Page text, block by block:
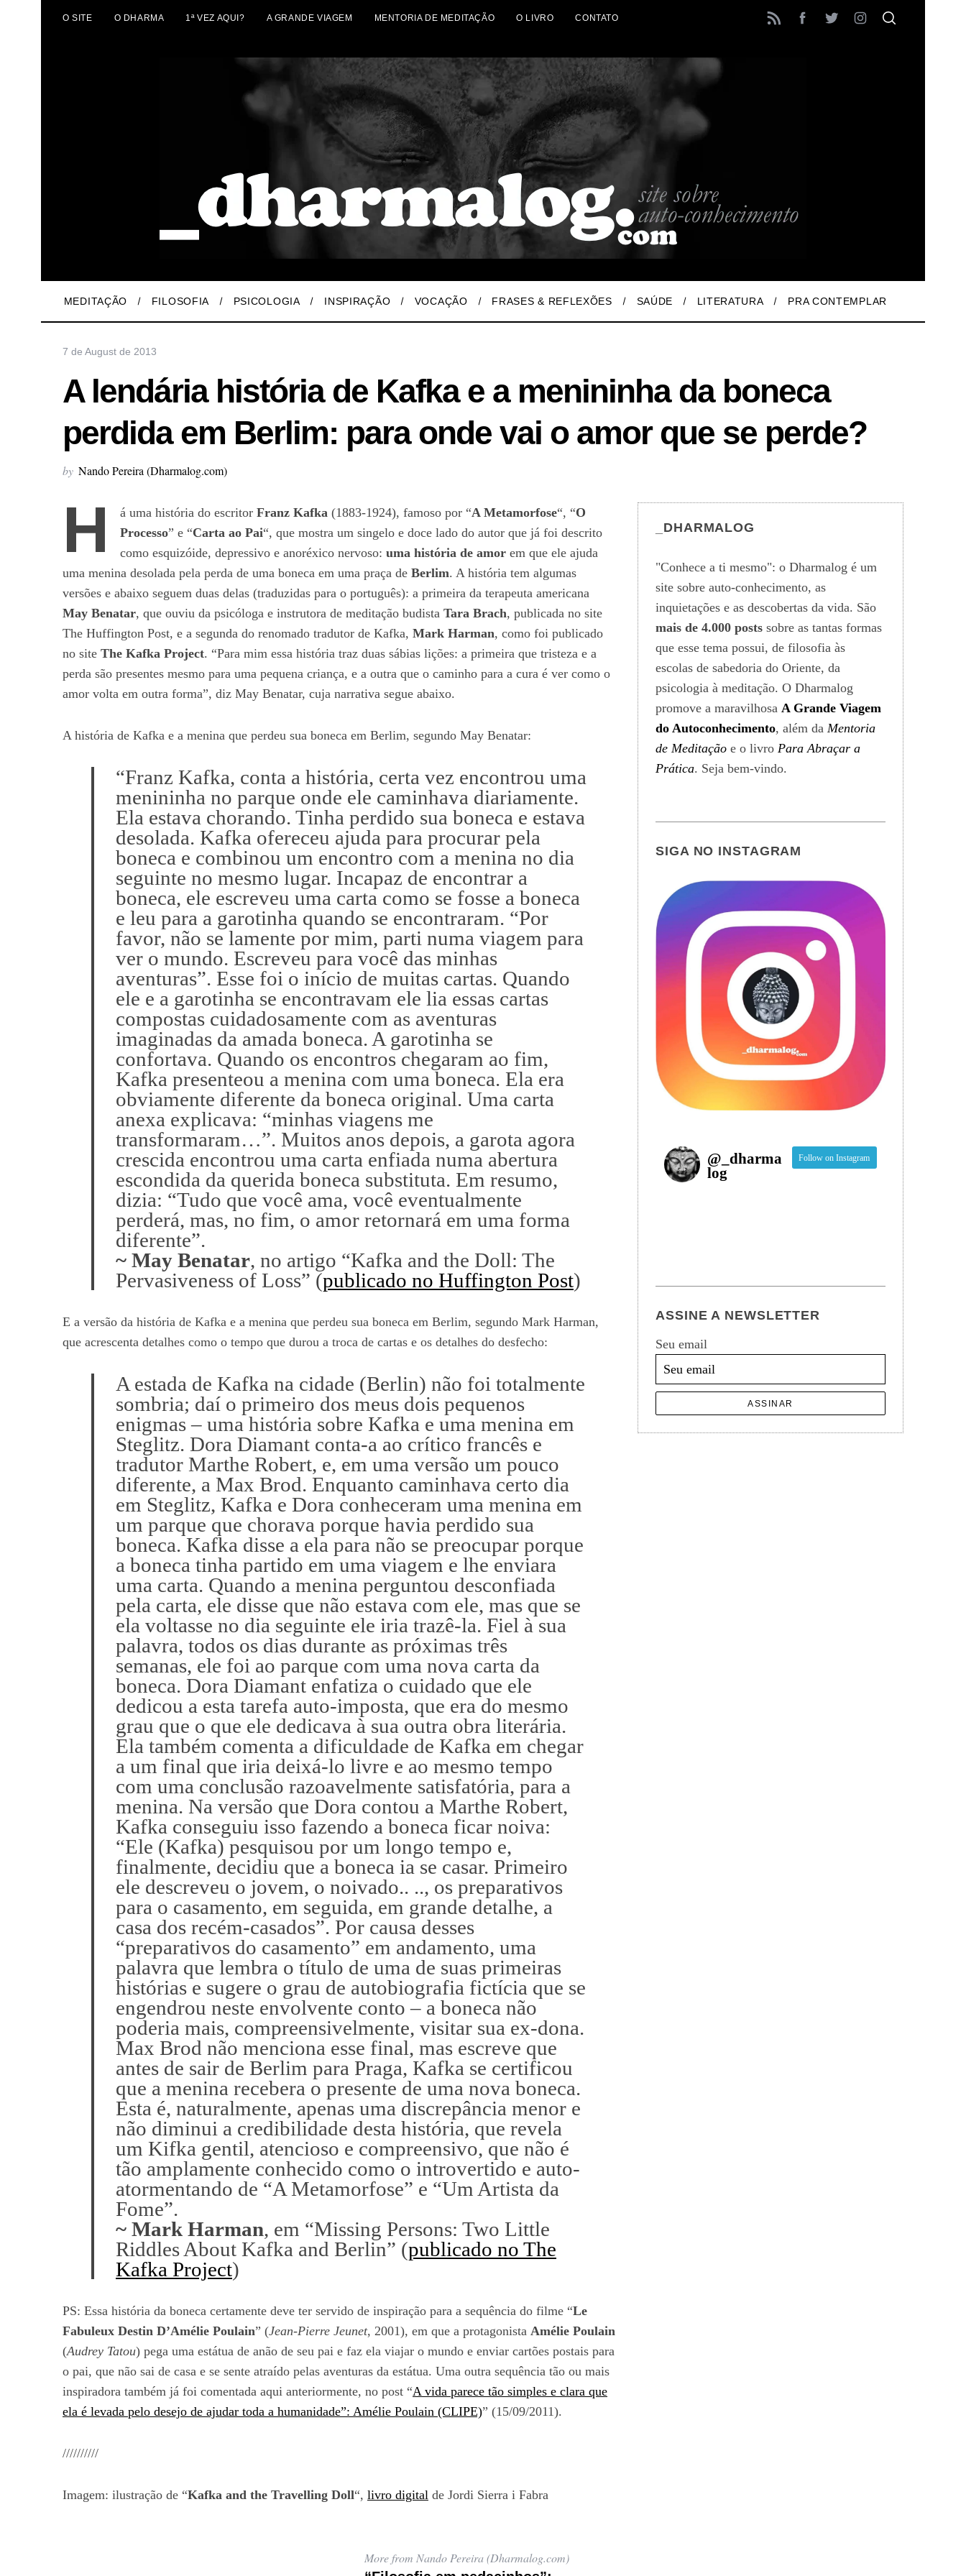
O SITE O DHARMA 1ª VEZ AQUI? A GRANDE VIAGEM MENTORIA DE MEDITAÇÃO O LIVRO CONTATO
MEDITAÇÃO FILOSOFIA PSICOLOGIA INSPIRAÇÃO VOCAÇÃO FRASES & REFLEXÕES SAÚDE LITERATURA PRA CONTEMPLAR
7 de August de 2013
A lendária história de Kafka e a menininha da boneca
perdida em Berlim: para onde vai o amor que se perde?
by Nando Pereira (Dharmalog.com)
H á uma história do escritor Franz Kafka (1883-1924), famoso por “A Metamorfose“, “O
Processo” e “Carta ao Pai“, que mostra um singelo e doce lado do autor que já foi descrito
como esquizóide, depressivo e anoréxico nervoso: uma história de amor em que ele ajuda
uma menina desolada pela perda de uma boneca em uma praça de Berlim. A história tem algumas
versões e abaixo seguem duas delas (traduzidas para o português): a primeira da terapeuta americana
May Benatar, que ouviu da psicóloga e instrutora de meditação budista Tara Brach, publicada no site
The Huffington Post, e a segunda do renomado tradutor de Kafka, Mark Harman, como foi publicado
no site The Kafka Project. “Para mim essa história traz duas sábias lições: a primeira que tristeza e a
perda são presentes mesmo para uma pequena criança, e a outra que o caminho para a cura é ver como o
amor volta em outra forma”, diz May Benatar, cuja narrativa segue abaixo.
A história de Kafka e a menina que perdeu sua boneca em Berlim, segundo May Benatar:
“Franz Kafka, conta a história, certa vez encontrou uma
menininha no parque onde ele caminhava diariamente.
Ela estava chorando. Tinha perdido sua boneca e estava
desolada. Kafka ofereceu ajuda para procurar pela
boneca e combinou um encontro com a menina no dia
seguinte no mesmo lugar. Incapaz de encontrar a
boneca, ele escreveu uma carta como se fosse a boneca
e leu para a garotinha quando se encontraram. “Por
favor, não se lamente por mim, parti numa viagem para
ver o mundo. Escreveu para você das minhas
aventuras”. Esse foi o início de muitas cartas. Quando
ele e a garotinha se encontravam ele lia essas cartas
compostas cuidadosamente com as aventuras
imaginadas da amada boneca. A garotinha se
confortava. Quando os encontros chegaram ao fim,
Kafka presenteou a menina com uma boneca. Ela era
obviamente diferente da boneca original. Uma carta
anexa explicava: “minhas viagens me
transformaram…”. Muitos anos depois, a garota agora
crescida encontrou uma carta enfiada numa abertura
escondida da querida boneca substituta. Em resumo,
dizia: “Tudo que você ama, você eventualmente
perderá, mas, no fim, o amor retornará em uma forma
diferente”.
~ May Benatar, no artigo “Kafka and the Doll: The
Pervasiveness of Loss” (publicado no Huffington Post)
E a versão da história de Kafka e a menina que perdeu sua boneca em Berlim, segundo Mark Harman,
que acrescenta detalhes como o tempo que durou a troca de cartas e os detalhes do desfecho:
A estada de Kafka na cidade (Berlin) não foi totalmente
sombria; daí o primeiro dos meus dois pequenos
enigmas – uma história sobre Kafka e uma menina em
Steglitz. Dora Diamant conta-a ao crítico francês e
tradutor Marthe Robert, e, em uma versão um pouco
diferente, a Max Brod. Enquanto caminhava certo dia
em Steglitz, Kafka e Dora conheceram uma menina em
um parque que chorava porque havia perdido sua
boneca. Kafka disse a ela para não se preocupar porque
a boneca tinha partido em uma viagem e lhe enviara
uma carta. Quando a menina perguntou desconfiada
pela carta, ele disse que não estava com ele, mas que se
ela voltasse no dia seguinte ele iria trazê-la. Fiel à sua
palavra, todos os dias durante as próximas três
semanas, ele foi ao parque com uma nova carta da
boneca. Dora Diamant enfatiza o cuidado que ele
dedicou a esta tarefa auto-imposta, que era do mesmo
grau que o que ele dedicava à sua outra obra literária.
Ela também comenta a dificuldade de Kafka em chegar
a um final que iria deixá-lo livre e ao mesmo tempo
com uma conclusão razoavelmente satisfatória, para a
menina. Na versão que Dora contou a Marthe Robert,
Kafka conseguiu isso fazendo a boneca ficar noiva:
“Ele (Kafka) pesquisou por um longo tempo e,
finalmente, decidiu que a boneca ia se casar. Primeiro
ele descreveu o jovem, o noivado.. .., os preparativos
para o casamento, em seguida, em grande detalhe, a
casa dos recém-casados”. Por causa desses
“preparativos do casamento” em andamento, uma
palavra que lembra o título de uma de suas primeiras
histórias e sugere o grau de autobiografia fictícia que se
engendrou neste envolvente conto – a boneca não
poderia mais, compreensivelmente, visitar sua ex-dona.
Max Brod não menciona esse final, mas escreve que
antes de sair de Berlim para Praga, Kafka se certificou
que a menina recebera o presente de uma nova boneca.
Esta é, naturalmente, apenas uma discrepância menor e
não diminui a credibilidade desta história, que revela
um Kifka gentil, atencioso e compreensivo, que não é
tão amplamente conhecido como o introvertido e auto-
atormentando de “A Metamorfose” e “Um Artista da
Fome”.
~ Mark Harman, em “Missing Persons: Two Little
Riddles About Kafka and Berlin” (publicado no The
Kafka Project)
PS: Essa história da boneca certamente deve ter servido de inspiração para a sequência do filme “Le
Fabuleux Destin D’Amélie Poulain” (Jean-Pierre Jeunet, 2001), em que a protagonista Amélie Poulain
(Audrey Tatou) pega uma estátua de anão de seu pai e faz ela viajar o mundo e enviar cartões postais para
o pai, que não sai de casa e se sente atraído pelas aventuras da estátua. Uma outra sequência tão ou mais
inspiradora também já foi comentada aqui anteriormente, no post “A vida parece tão simples e clara que
ela é levada pelo desejo de ajudar toda a humanidade”: Amélie Poulain (CLIPE)” (15/09/2011).
//////////
Imagem: ilustração de “Kafka and the Travelling Doll“, livro digital de Jordi Sierra i Fabra
More from Nando Pereira (Dharmalog.com)
_DHARMALOG
"Conhece a ti mesmo": o Dharmalog é um
site sobre auto-conhecimento, as
inquietações e as descobertas da vida. São
mais de 4.000 posts sobre as tantas formas
que esse tema possui, de filosofia às
escolas de sabedoria do Oriente, da
psicologia à meditação. O Dharmalog
promove a maravilhosa A Grande Viagem
do Autoconhecimento, além da Mentoria
de Meditação e o livro Para Abraçar a
Prática. Seja bem-vindo.
SIGA NO INSTAGRAM
@ _dharma
log
Follow on Instagram
ASSINE A NEWSLETTER
Seu email
ASSINAR
a
r
c
h
f
o
r
: